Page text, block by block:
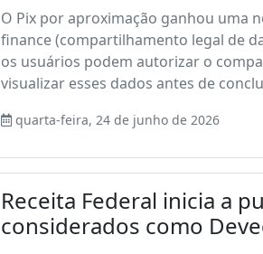
O Pix por aproximação ganhou uma
finance (compartilhamento legal de
os usuários podem autorizar o
visualizar esses dados antes de
quarta-feira, 24 de junho de 2026
Receita Federal inicia a
considerados como